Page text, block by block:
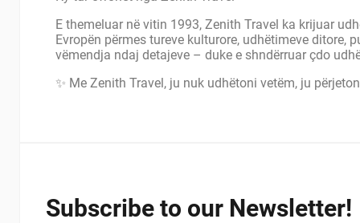
E themeluar në vitin 1993, Zenith Travel ka krijuar
Evropën përmes tureve kulturore, udhëtimeve ditore,
vëmendja ndaj detajeve – duke e shndërruar çdo
✨ Me Zenith Travel, ju nuk udhëtoni vetëm, ju
Subscribe to our Newsletter!